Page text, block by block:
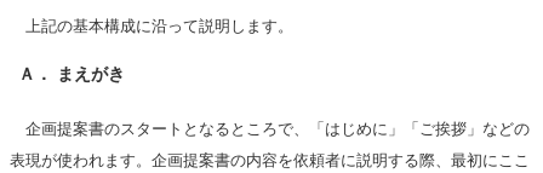
上記の基本構成に沿って説明します。
Ａ． まえがき
企画提案書のスタートとなるところで、「はじめに」「ご挨拶」などの
表現が使われます。企画提案書の内容を依頼者に説明する際、最初にここ